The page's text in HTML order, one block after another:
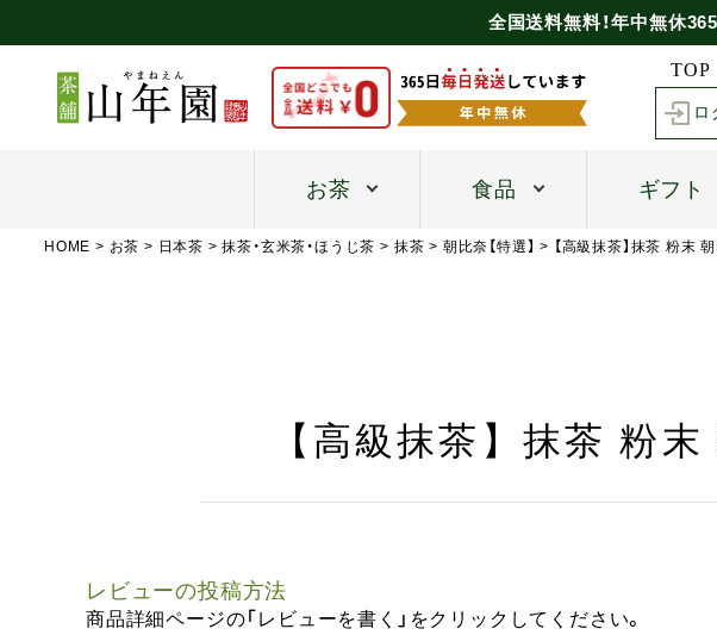
全国送料無料！年中無休
TOP
ロ
お茶 食品 ギフト
HOME お茶 日本茶 抹茶・玄米茶・ほうじ茶 抹茶 朝比奈【特選】 【高級抹茶】抹茶 粉末
【高級抹茶】抹茶 粉
レビューの投稿方法
商品詳細ページの「レビューを書く」をクリックしてください。